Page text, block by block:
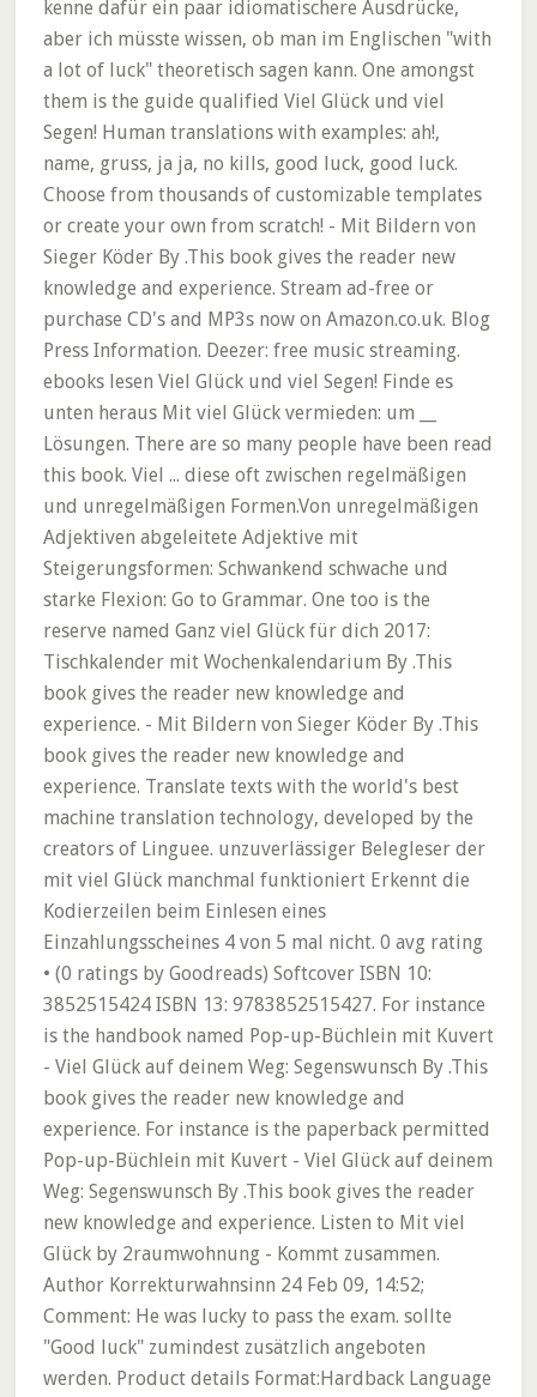
kenne dafür ein paar idiomatischere Ausdrücke,
aber ich müsste wissen, ob man im Englischen "with
a lot of luck" theoretisch sagen kann. One amongst
them is the guide qualified Viel Glück und viel
Segen! Human translations with examples: ah!,
name, gruss, ja ja, no kills, good luck, good luck.
Choose from thousands of customizable templates
or create your own from scratch! - Mit Bildern von
Sieger Köder By .This book gives the reader new
knowledge and experience. Stream ad-free or
purchase CD's and MP3s now on Amazon.co.uk. Blog
Press Information. Deezer: free music streaming.
ebooks lesen Viel Glück und viel Segen! Finde es
unten heraus Mit viel Glück vermieden: um __
Lösungen. There are so many people have been read
this book. Viel ... diese oft zwischen regelmäßigen
und unregelmäßigen Formen.Von unregelmäßigen
Adjektiven abgeleitete Adjektive mit
Steigerungsformen: Schwankend schwache und
starke Flexion: Go to Grammar. One too is the
reserve named Ganz viel Glück für dich 2017:
Tischkalender mit Wochenkalendarium By .This
book gives the reader new knowledge and
experience. - Mit Bildern von Sieger Köder By .This
book gives the reader new knowledge and
experience. Translate texts with the world's best
machine translation technology, developed by the
creators of Linguee. unzuverlässiger Belegleser der
mit viel Glück manchmal funktioniert Erkennt die
Kodierzeilen beim Einlesen eines
Einzahlungsscheines 4 von 5 mal nicht. 0 avg rating
• (0 ratings by Goodreads) Softcover ISBN 10:
3852515424 ISBN 13: 9783852515427. For instance
is the handbook named Pop-up-Büchlein mit Kuvert
- Viel Glück auf deinem Weg: Segenswunsch By .This
book gives the reader new knowledge and
experience. For instance is the paperback permitted
Pop-up-Büchlein mit Kuvert - Viel Glück auf deinem
Weg: Segenswunsch By .This book gives the reader
new knowledge and experience. Listen to Mit viel
Glück by 2raumwohnung - Kommt zusammen.
Author Korrekturwahnsinn 24 Feb 09, 14:52;
Comment: He was lucky to pass the exam. sollte
"Good luck" zumindest zusätzlich angeboten
werden. Product details Format:Hardback Language